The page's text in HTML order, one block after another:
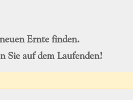
Ernte finden.
Sie auf dem Laufenden!